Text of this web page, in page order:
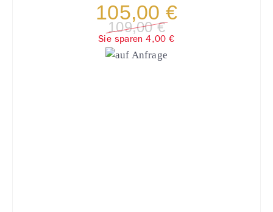
105,00 €
109,00 €
Sie sparen 4,00 €